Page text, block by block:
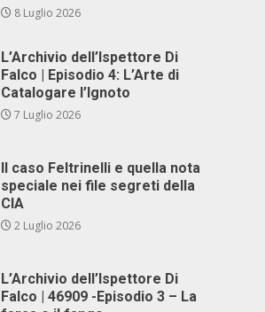
8 Luglio 2026
L’Archivio dell’Ispettore Di
Falco | Episodio 4: L’Arte di
Catalogare l’Ignoto
7 Luglio 2026
Il caso Feltrinelli e quella nota
speciale nei file segreti della
CIA
2 Luglio 2026
L’Archivio dell’Ispettore Di
Falco | 46909 -Episodio 3 – La